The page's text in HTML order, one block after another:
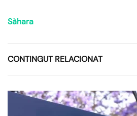
Sàhara
CONTINGUT RELACIONAT